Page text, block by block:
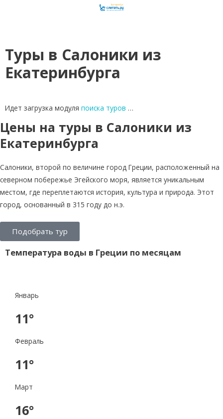
Туры в Салоники из
Екатеринбурга
Идет загрузка модуля поиска туров …
Цены на туры в Салоники из
Екатеринбурга
Салоники, второй по величине город Греции, расположенный на
северном побережье Эгейского моря, является уникальным
местом, где переплетаются история, культура и природа. Этот
город, основанный в 315 году до н.э.
Подобрать тур
Температура воды в Греции по месяцам
Январь
11°
Февраль
11°
Март
16°